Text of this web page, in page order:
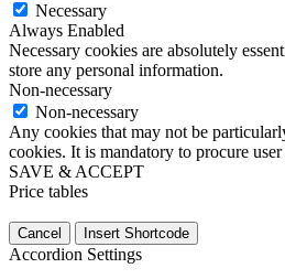
Necessary
Always Enabled
Necessary cookies are absolutely
store any personal information.
Non-necessary
Non-necessary
Any cookies that may not be
cookies. It is mandatory to procure
SAVE & ACCEPT
Price tables
Cancel Insert Shortcode
Accordion Settings